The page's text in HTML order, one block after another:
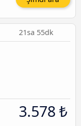
21sa 55dk
3.578 ₺